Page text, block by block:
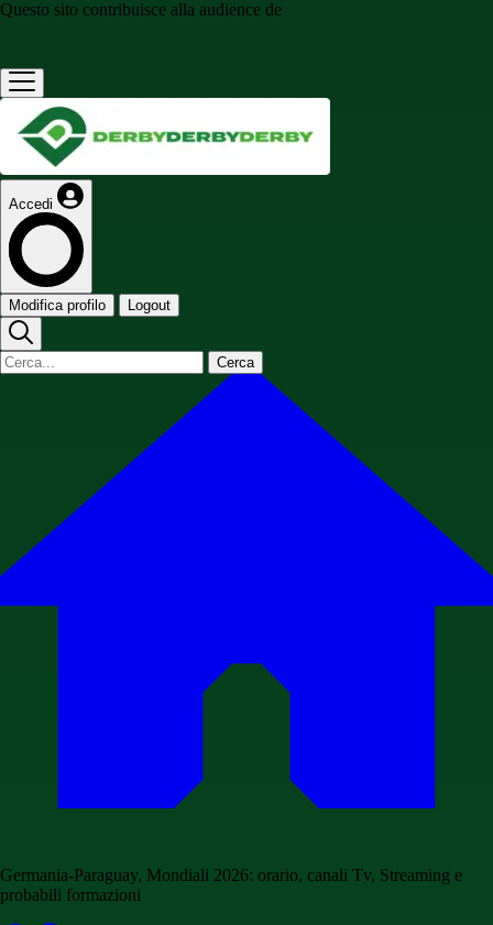
Questo sito contribuisce alla audience de
Accedi
Modifica profilo Logout
Cerca
Germania-Paraguay, Mondiali 2026: orario, canali Tv, Streaming e
probabili formazioni